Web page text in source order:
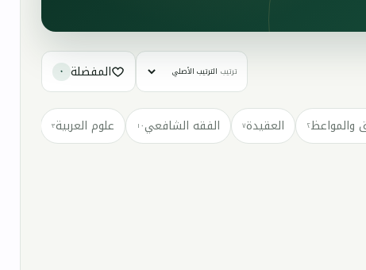
ترتيب المفضلة ٠
والمواعظ٢ العقيدة٧ الفقه الشافعي١٠ علوم العربية٣